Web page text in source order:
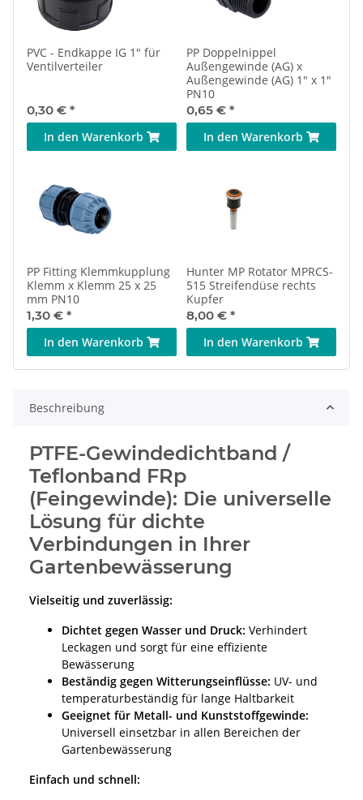
PVC - Endkappe IG 1" für
Ventilverteiler
0,30 € *
In den Warenkorb
PP Doppelnippel
Außengewinde (AG) x
Außengewinde (AG) 1" x 1"
PN10
0,65 € *
In den Warenkorb
PP Fitting Klemmkupplung
Klemm x Klemm 25 x 25
mm PN10
1,30 € *
In den Warenkorb
Hunter MP Rotator MPRCS-
515 Streifendüse rechts
Kupfer
8,00 € *
In den Warenkorb
Beschreibung
PTFE-Gewindedichtband /
Teflonband FRp
(Feingewinde): Die universelle
Lösung für dichte
Verbindungen in Ihrer
Gartenbewässerung
Vielseitig und zuverlässig:
Dichtet gegen Wasser und Druck: Verhindert
Leckagen und sorgt für eine effiziente
Bewässerung
Beständig gegen Witterungseinflüsse: UV- und
temperaturbeständig für lange Haltbarkeit
Geeignet für Metall- und Kunststoffgewinde:
Universell einsetzbar in allen Bereichen der
Gartenbewässerung
Einfach und schnell: